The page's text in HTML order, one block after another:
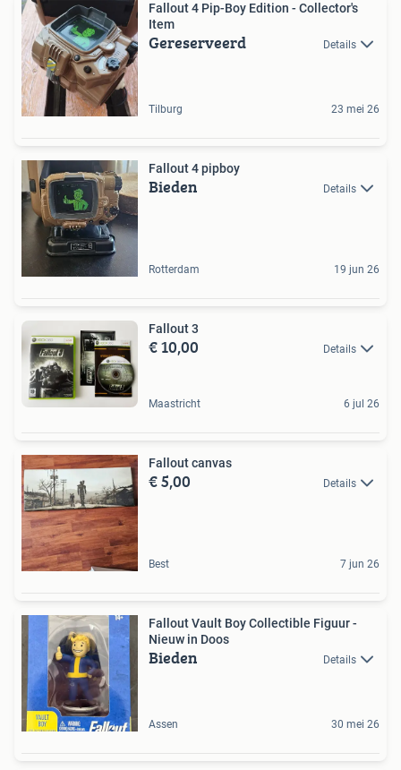
Fallout 4 Pip-Boy Edition - Collector's
Item
Gereserveerd Details
Tilburg 23 mei 26
Fallout 4 pipboy
Bieden Details
Rotterdam 19 jun 26
Fallout 3
€ 10,00 Details
Maastricht 6 jul 26
Fallout canvas
€ 5,00 Details
Best 7 jun 26
Fallout Vault Boy Collectible Figuur -
Nieuw in Doos
Bieden Details
Assen 30 mei 26